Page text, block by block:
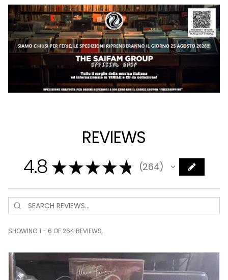
REVIEWS
4.8 ★★★★★ 264
264
SHOWING 1 - 6 OF 264 REVIEWS.